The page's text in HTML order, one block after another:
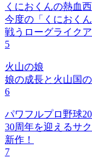
くにおくんの熱血
今度の「くにおく
戦うローグライクア
5
火山の娘
娘の成長と火山国
6
パワフルプロ野球
30周年を迎えるサ
新作！
7